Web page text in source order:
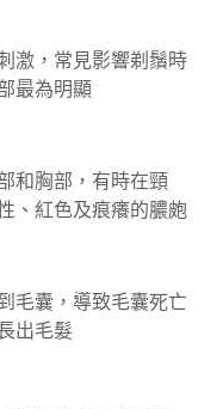
激，常見影響剃鬚時
最為明顯
和胸部，有時在頸
、紅色及痕癢的膿皰
毛囊，導致毛囊死亡
出毛髮